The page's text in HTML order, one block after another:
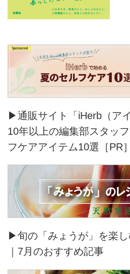
▶通販サイト「iHerb（ア
10年以上の編集部スタッ
フケアアイテム10選［PR］
▶旬の「みょうが」を楽
｜7月のおすすめ記事